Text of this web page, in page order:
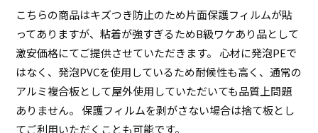
こちらの商品はキズつき防止のため片面保護フィルムが貼
ってありますが、粘着が強すぎるためB級ワケあり品として
激安価格にてご提供させていただきます。 心材に発泡PEで
はなく、発泡PVCを使用しているため耐候性も高く、通常の
アルミ複合板として屋外使用していただいても品質上問題
ありません。 保護フィルムを剥がさない場合は捨て板とし
てご利用いただくことも可能です。